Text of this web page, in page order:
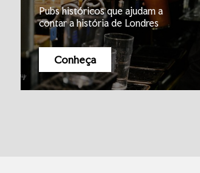
Pubs históricos que ajudam a
contar a história de Londres
Conheça